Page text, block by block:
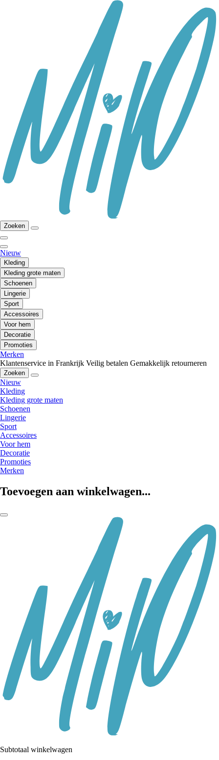
Zoeken
Nieuw
Kleding
Kleding grote maten
Schoenen
Lingerie
Sport
Accessoires
Voor hem
Decoratie
Promoties
Merken
Klantenservice in Frankrijk Veilig betalen Gemakkelijk retourneren
Zoeken
Nieuw
Kleding
Kleding grote maten
Schoenen
Lingerie
Sport
Accessoires
Voor hem
Decoratie
Promoties
Merken
Toevoegen aan winkelwagen...
Subtotaal winkelwagen